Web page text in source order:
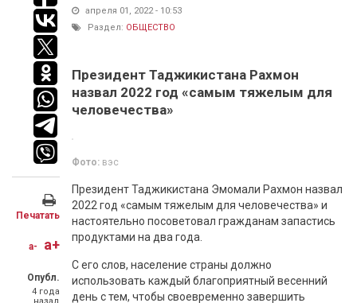
Печатать
a- a+
Опубл.
4 года
апреля 01, 2022 - 10:53
Раздел: ОБЩЕСТВО
Президент Таджикистана Рахмон
назвал 2022 год «самым тяжелым для
человечества»
Фото: вэс
Президент Таджикистана Эмомали Рахмон назвал
2022 год «самым тяжелым для человечества» и
настоятельно посоветовал гражданам запастись
продуктами на два года.
С его слов, население страны должно
использовать каждый благоприятный весенний
день с тем, чтобы своевременно завершить